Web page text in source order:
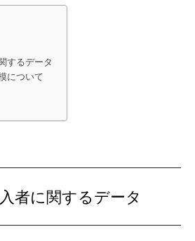
するデータ
について
者に関するデータ